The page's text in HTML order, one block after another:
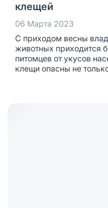
клещей
06 Марта 2023
С приходом весны
животных приходится
питомцев от укусов
клещи опасны не